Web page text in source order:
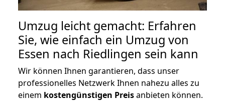
Umzug leicht gemacht: Erfahren
Sie, wie einfach ein Umzug von
Essen nach Riedlingen sein kann
Wir können Ihnen garantieren, dass unser
professionelles Netzwerk Ihnen nahezu alles zu
einem kostengünstigen Preisanbieten können.